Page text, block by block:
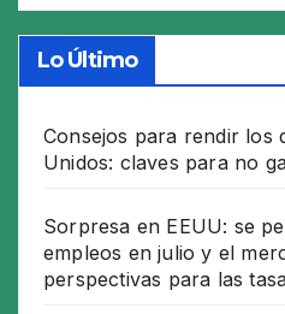
Lo Último
Consejos para rendir los
Unidos: claves para no
Sorpresa en EEUU: se
empleos en julio y el
perspectivas para las